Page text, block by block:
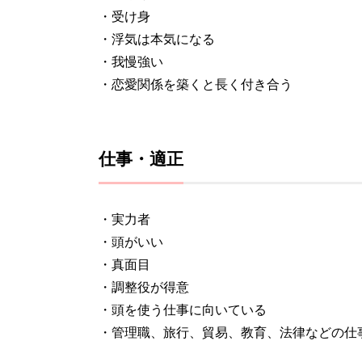
・受け身
・浮気は本気になる
・我慢強い
・恋愛関係を築くと長く付き合う
仕事・適正
・実力者
・頭がいい
・真面目
・調整役が得意
・頭を使う仕事に向いている
・管理職、旅行、貿易、教育、法律などの仕